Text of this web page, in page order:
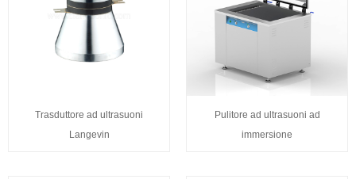
Trasduttore ad ultrasuoni
Langevin
Pulitore ad ultrasuoni ad
immersione